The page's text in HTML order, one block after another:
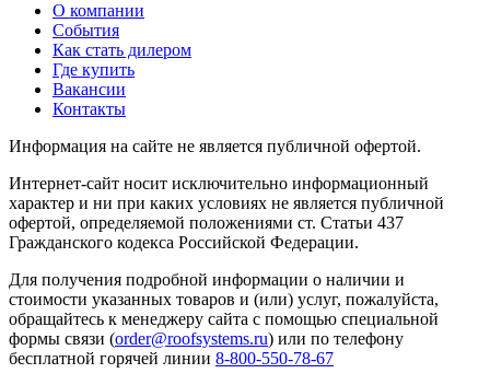
О компании
События
Как стать дилером
Где купить
Вакансии
Контакты
Информация на сайте не является публичной офертой.
Интернет-сайт носит исключительно информационный
характер и ни при каких условиях не является публичной
офертой, определяемой положениями ст. Статьи 437
Гражданского кодекса Российской Федерации.
Для получения подробной информации о наличии и
стоимости указанных товаров и (или) услуг, пожалуйста,
обращайтесь к менеджеру сайта с помощью специальной
формы связи (order@roofsystems.ru) или по телефону
бесплатной горячей линии 8-800-550-78-67